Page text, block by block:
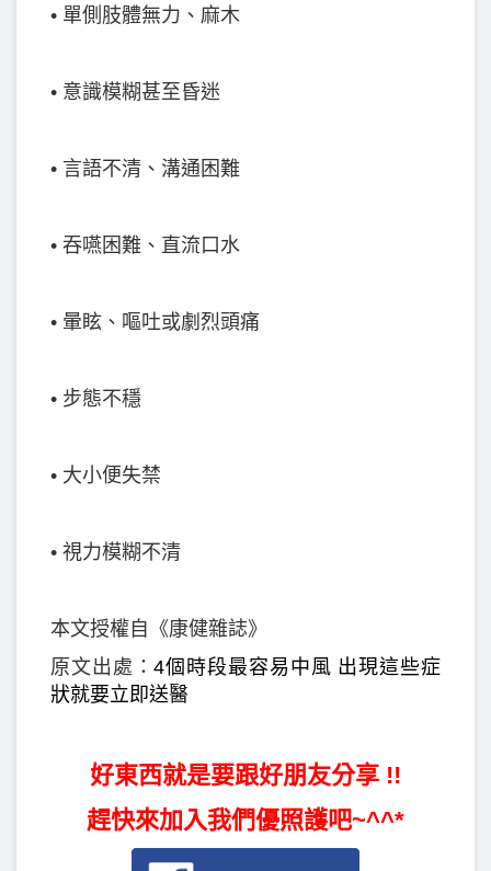
• 單側肢體無力、麻木
• 意識模糊甚至昏迷
• 言語不清、溝通困難
• 吞嚥困難、直流口水
• 暈眩、嘔吐或劇烈頭痛
• 步態不穩
• 大小便失禁
• 視力模糊不清
本文授權自《康健雜誌》
原文出處：4個時段最容易中風 出現這些症
狀就要立即送醫
好東西就是要跟好朋友分享 !!
趕快來加入我們優照護吧~^^*